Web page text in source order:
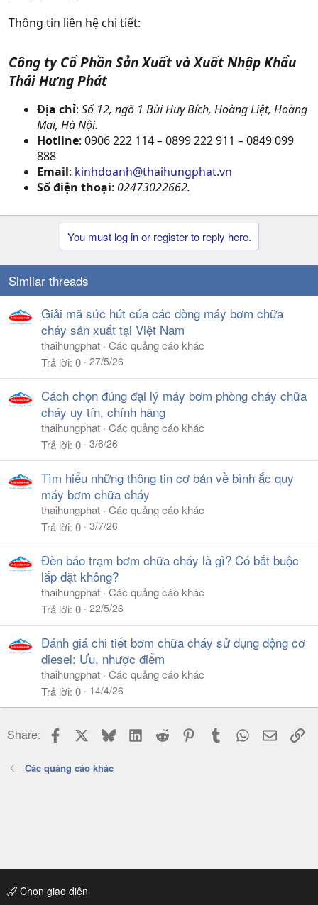
Thông tin liên hệ chi tiết:
Công ty Cổ Phần Sản Xuất và Xuất Nhập Khẩu
Thái Hưng Phát
Địa chỉ: Số 12, ngõ 1 Bùi Huy Bích, Hoàng Liệt, Hoàng
Mai, Hà Nội.
Hotline: 0906 222 114– 0899 222 911 – 0849 099
888
Email: kinhdoanh@thaihungphat.vn
Số điện thoại: 02473022662.
You must log in or register to reply here.
Similar threads
Giải mã sức hút của các dòng máy bơm chữa
cháy sản xuất tại Việt Nam
thaihungphat Các quảng cáo khác
Trả lời 0 27/5/26
Cách chọn đúng đại lý máy bơm phòng cháy chữa
cháy uy tín, chính hãng
thaihungphat Các quảng cáo khác
Trả lời 0 3/6/26
Tìm hiểu những thông tin cơ bản về bình ắc quy
máy bơm chữa cháy
thaihungphat Các quảng cáo khác
Trả lời 0 3/7/26
Đèn báo trạm bơm chữa cháy là gì? Có bắt buộc
lắp đặt không?
thaihungphat Các quảng cáo khác
Trả lời 0 22/5/26
Đánh giá chi tiết bơm chữa cháy sử dụng động cơ
diesel: Ưu, nhược điểm
thaihungphat Các quảng cáo khác
Trả lời 0 14/4/26
Share: Facebook BlueskyLinkedIn
Reddit PinterestTumblr WhatsApp
Email
Các quảng cáo khác
Chọn giao diện